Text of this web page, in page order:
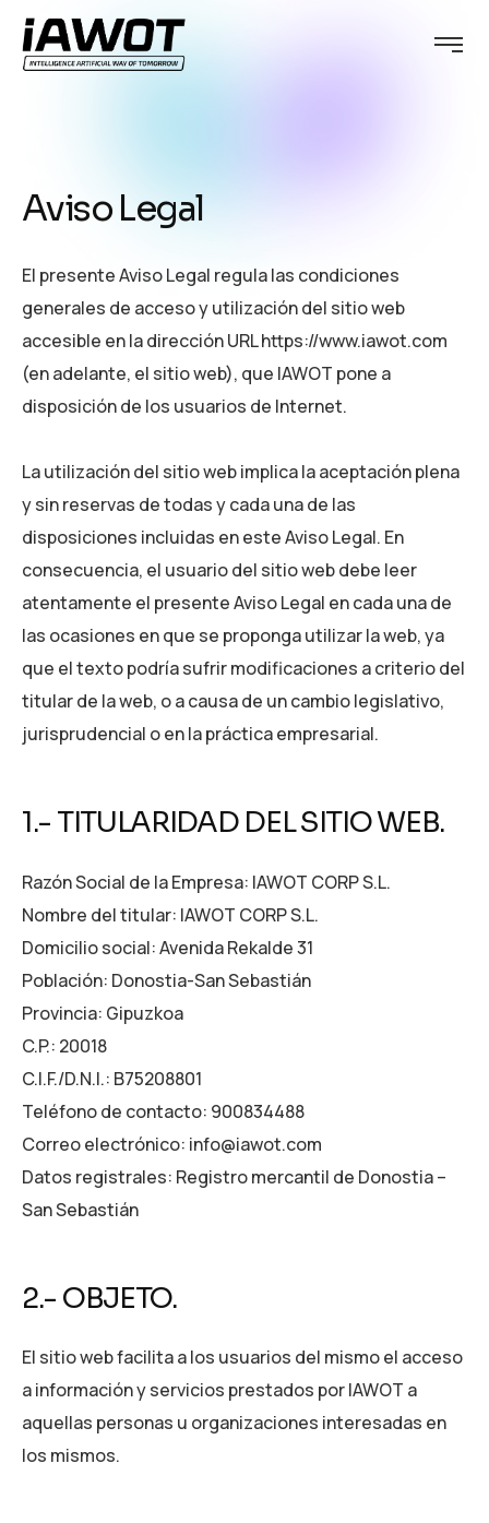
Aviso Legal
El presente Aviso Legal regula las condiciones
generales de acceso y utilización del sitio web
accesible en la dirección URL https://www.iawot.com
(en adelante, el sitio web), que IAWOT pone a
disposición de los usuarios de Internet.
La utilización del sitio web implica la aceptación plena
y sin reservas de todas y cada una de las
disposiciones incluidas en este Aviso Legal. En
consecuencia, el usuario del sitio web debe leer
atentamente el presente Aviso Legal en cada una de
las ocasiones en que se proponga utilizar la web, ya
que el texto podría sufrir modificaciones a criterio del
titular de la web, o a causa de un cambio legislativo,
jurisprudencial o en la práctica empresarial.
1.- TITULARIDAD DEL SITIO WEB.
Razón Social de la Empresa: IAWOT CORP S.L.
Nombre del titular: IAWOT CORP S.L.
Domicilio social: Avenida Rekalde 31
Población: Donostia-San Sebastián
Provincia: Gipuzkoa
C.P.: 20018
C.I.F./D.N.I.: B75208801
Teléfono de contacto: 900834488
Correo electrónico: info@iawot.com
Datos registrales: Registro mercantil de Donostia –
San Sebastián
2.- OBJETO.
El sitio web facilita a los usuarios del mismo el acceso
a información y servicios prestados por IAWOT a
aquellas personas u organizaciones interesadas en
los mismos.